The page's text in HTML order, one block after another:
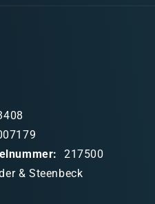
217500
& Steenbeck